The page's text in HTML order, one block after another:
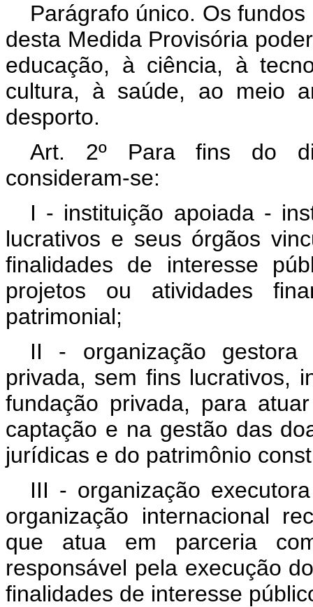
Parágrafo único. Os
desta Medida Provisória
educação, à ciência, à
cultura, à saúde, ao meio
desporto.
Art. 2º Para fins do
consideram-se:
I - instituição apoiada -
lucrativos e seus órgãos
finalidades de interesse
projetos ou atividades
patrimonial;
II - organização
privada, sem fins lucrativos,
fundação privada, para
captação e na gestão das
jurídicas e do patrimônio
III - organização
organização internacional
que atua em parceria
responsável pela execução
finalidades de interesse